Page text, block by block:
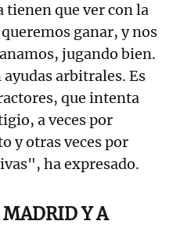
que ver con la
ganar, y nos
jugando bien.
arbitrales. Es
que intenta
a veces por
y otras veces por
ha expresado.
Y A